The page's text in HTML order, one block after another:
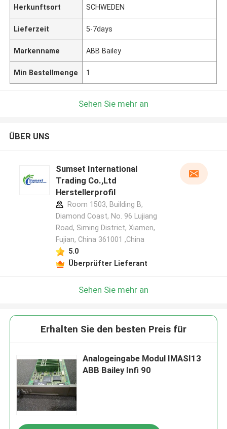
Herkunftsort SCHWEDEN
Lieferzeit 5-7days
Markenname ABB Bailey
Min Bestellmenge 1
Sehen Sie mehr an
ÜBER UNS
Sumset International
Trading Co.,Ltd
Herstellerprofil
Room 1503, Building B,
Diamond Coast, No. 96 Lujiang
Road, Siming District, Xiamen,
Fujian, China 361001 ,China
5.0
Überprüfter Lieferant
Sehen Sie mehr an
Erhalten Sie den besten Preis für
Analogeingabe Modul IMASI13
ABB Bailey Infi 90